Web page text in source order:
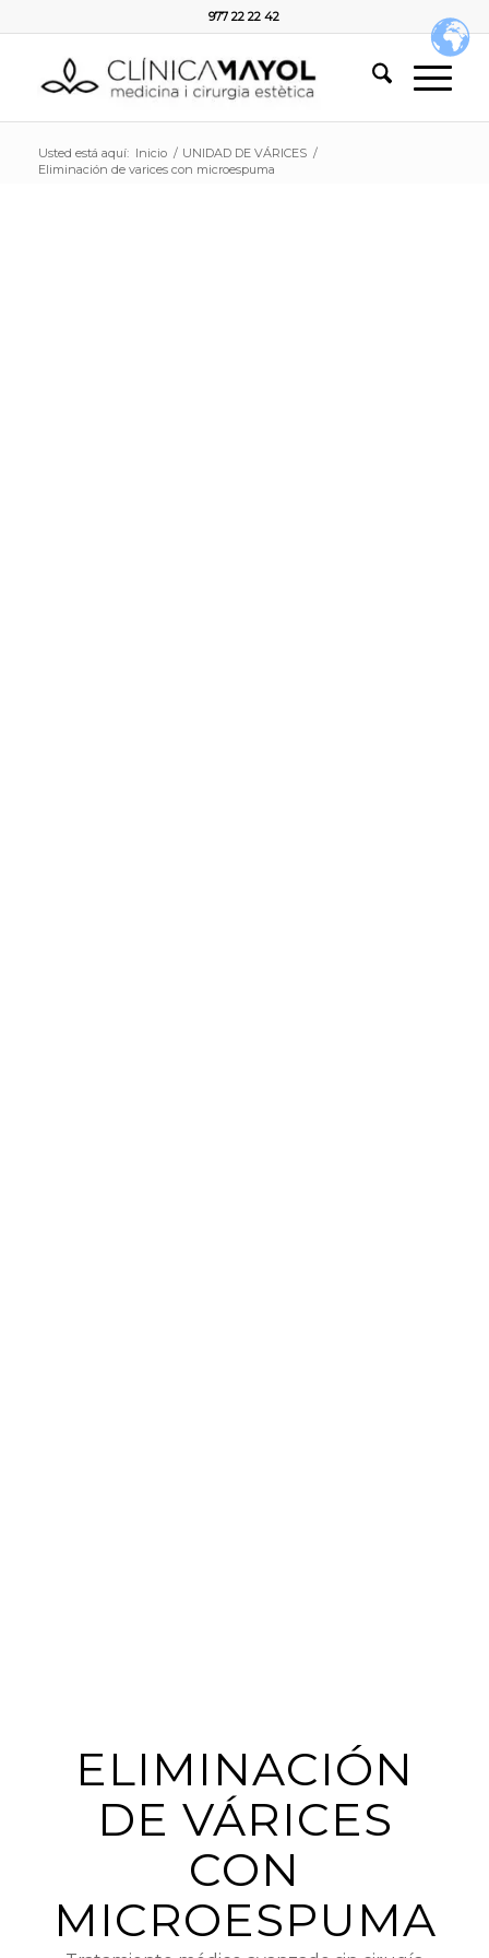
977 22 22 42
Usted está aquí: Inicio / UNIDAD DE VÁRICES /
Eliminación de varices con microespuma
ELIMINACIÓN
DE VÁRICES
CON
MICROESPUMA